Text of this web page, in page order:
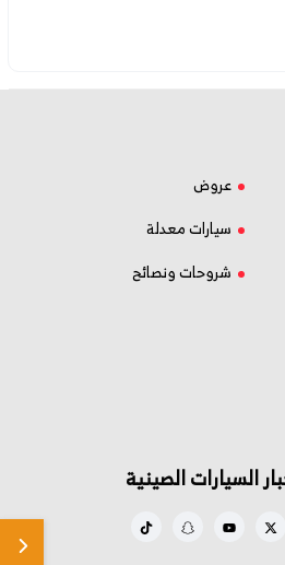
عروض
سيارات معدلة
شروحات ونصائح
السيارات الصينية